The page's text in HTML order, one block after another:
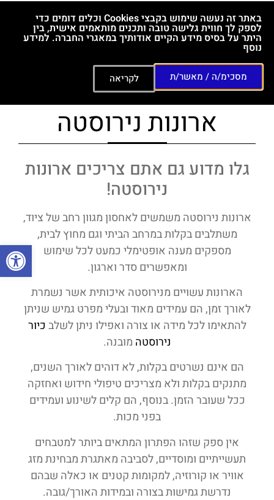
פתח
ארונות נירוסטה
גלו מדוע גם אתם צריכים ארונות
נירוסטה!
ארונות נירוסטה משמשים לאחסון מגוון רחב של ציוד,
משתלבים בקלות במרחב הביתי וגם מחוץ לבית,
מספקים מענה אופטימלי כמעט לכל שימוש
ומאפשרים סדר וארגון.
הארונות עשויים מנירוסטה איכותית אשר נשמרת
לאורך זמן, הם עמידים מאוד ובעלי מפרט גמיש שניתן
להתאימו לכל מידה או צורה ואפילו ניתן לשלבכיור
נירוסטה מובנה.
הם אינם נשרטים בקלות, לא דוהים לאורך השנים,
מתנקים בקלות ולא מצריכים טיפולי חידוש ואחזקה
ככל שעובר הזמן. בנוסף, הם קלים לשינוע ועמידים
בפני מכות.
אין ספק שזהו הפתרון המתאים ביותר למטבחים
תעשייתיים ומוסדיים, לסביבה מאתגרת מבחינת מזג
אוויר או קורוזיה, למקומות קטנים או כאלה שבהם
נדרשת גמישות בצורה ובמידות האורך/גובה.
באתר זה נעשה שימוש בקבצי Cookies וכלים דומים כדי
לספק לך חווית גלישה טובה ותכנים מותאמים אישית, בין
היתר על בסיס מידע הקיים אודותיך במאגרי החברה. למידע
נוסף
מסכימ/ה / מאשר/ת לקריאה